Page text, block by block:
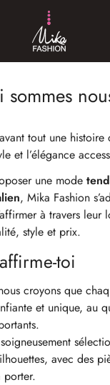
sommes
tout une
et l’élégance
une mode
, Mika Fashion
à travers leur
style et prix.
toi
croyons que
et unique, au
avec des
porter.